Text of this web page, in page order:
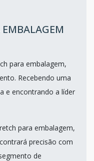
para embalagem,
Recebendo uma
e encontrando a líder
para embalagem,
precisão com
de